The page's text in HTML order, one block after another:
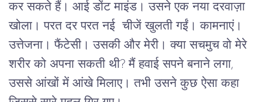
कर सकते हैं। आई डोंट माइंड। उसने एक नया दरवाज़ा
खोला। परत दर परत नई चीजें खुलती गईं। कामनाएं।
उत्तेजना। फैंटेसी। उसकी और मेरी। क्या सचमुच वो मेरे
शरीर को अपना सकती थी? मैं हवाई सपने बनाने लगा,
उससे आंखों में आंखे मिलाए। तभी उसने कुछ ऐसा कहा